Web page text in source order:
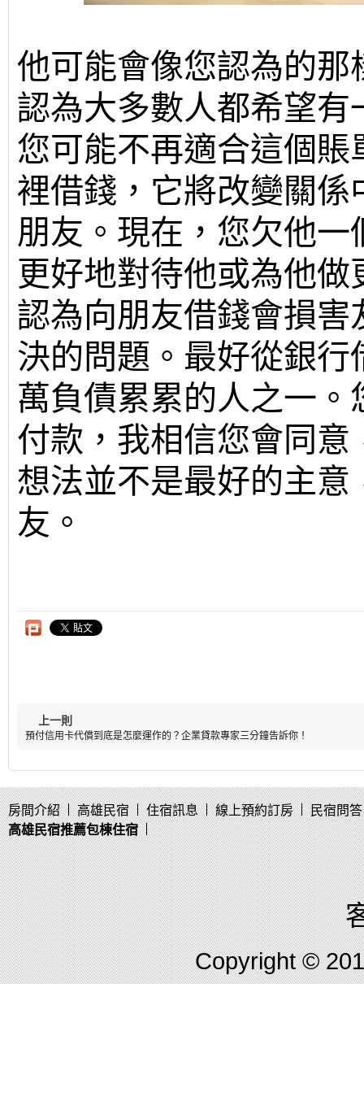
他可能會像您認為的
認為大多數人都希望
您可能不再適合這個
裡借錢，它將改變關
朋友。現在，您欠他
更好地對待他或為他
認為向朋友借錢會損
決的問題。最好從銀
萬負債累累的人之一
付款，我相信您會同
想法並不是最好的主意
友。
上一則
預付信用卡代償到底是怎麼運作的？企業貸款專家三分鐘告訴你！
房間介紹 高雄民宿 住宿訊息 線上預約訂房
民宿問答
高雄民宿推薦包棟住宿
Copyright ©